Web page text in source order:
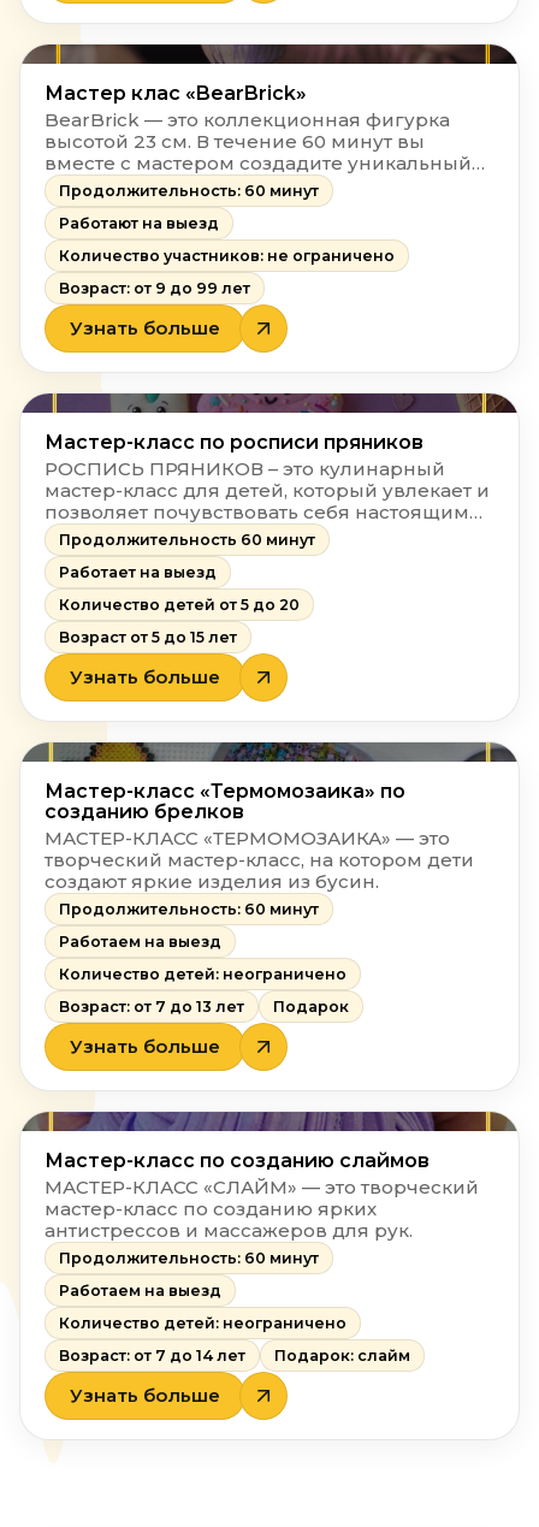
Мастер клас «BearBrick»
BearBrick — это коллекционная фигурка
высотой 23 см. В течение 60 минут вы
вместе с мастером создадите уникальный
дизайн для медвежонка, выбрав технику:
покрытие краской или роспись вручную с
декорированием.
Продолжительность: 60 минут
Работают на выезд
Количество участников: не ограничено
Возраст: от 9 до 99 лет
Узнать больше
Мастер-класс по росписи пряников
РОСПИСЬ ПРЯНИКОВ – это кулинарный
мастер-класс для детей, который увлекает и
позволяет почувствовать себя настоящими
кондитерами и создать вкусное лакомство к
чаю.
Продолжительность 60 минут
Работает на выезд
Количество детей от 5 до 20
Возраст от 5 до 15 лет
Узнать больше
Мастер-класс «Термомозаика» по
созданию брелков
МАСТЕР-КЛАСС «ТЕРМОМОЗАИКА» — это
творческий мастер-класс, на котором дети
создают яркие изделия из бусин.
Продолжительность: 60 минут
Работаем на выезд
Количество детей: неограничено
Возраст: от 7 до 13 лет
Подарок
Узнать больше
Мастер-класс по созданию слаймов
МАСТЕР-КЛАСС «СЛАЙМ» — это творческий
мастер-класс по созданию ярких
антистрессов и массажеров для рук.
Продолжительность: 60 минут
Работаем на выезд
Количество детей: неограничено
Возраст: от 7 до 14 лет
Подарок: слайм
Узнать больше